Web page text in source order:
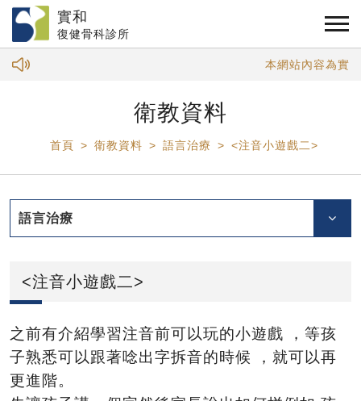
實和
復健骨科診所
本網站內容為實
衛教資料
首頁 衛教資料 語言治療 <注音小遊戲二>
語言治療
<注音小遊戲二>
之前有介紹學習注音前可以玩的小遊戲 ，等孩
子熟悉可以跟著唸出字拆音的時候 ，就可以再
更進階。